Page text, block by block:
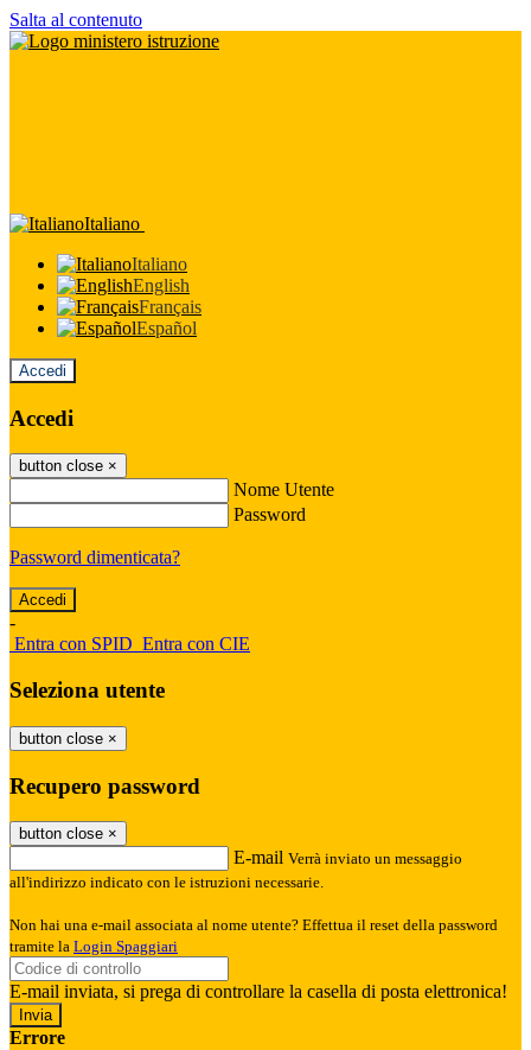
Salta al contenuto
Italiano
Italiano
English
Français
Español
Accedi
Accedi
button close ×
Nome Utente
Password
Password dimenticata?
-
Entra con SPID Entra con CIE
Seleziona utente
button close ×
Recupero password
button close ×
E-mail Verrà inviato un messaggio
all'indirizzo indicato con le istruzioni necessarie.
Non hai una e-mail associata al nome utente? Effettua il reset della password
tramite la Login Spaggiari
E-mail inviata, si prega di controllare la casella di posta elettronica!
Errore